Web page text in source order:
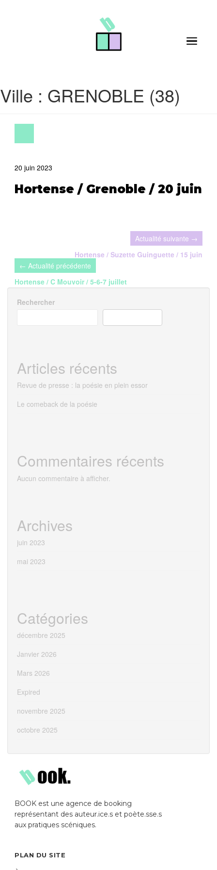
Toggle
Ville : GRENOBLE (38)
20 juin 2023
Hortense / Grenoble / 20 juin
de
l’article
Hortense / Suzette Guinguette / 15 juin
Hortense / C Mouvoir / 5-6-7 juillet
Rechercher
Articles récents
Revue de presse : la poésie en plein essor
Le comeback de la poésie
Commentaires récents
Aucun commentaire à afficher.
Archives
juin 2023
mai 2023
Catégories
décembre 2025
Janvier 2026
Mars 2026
Expired
novembre 2025
octobre 2025
BOOK est une agence de booking
représentant des auteur.ice.s et poète.sse.s
aux pratiques scéniques.
PLAN DU SITE